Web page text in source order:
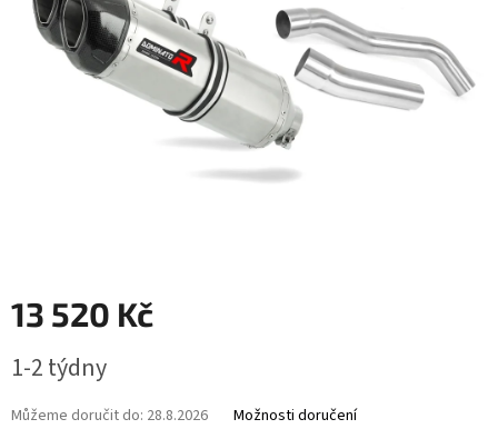
hvězdiček.
13 520 Kč
cena:
1-2 týdny
Můžeme doručit do: 28.8.2026 Možnosti doručení